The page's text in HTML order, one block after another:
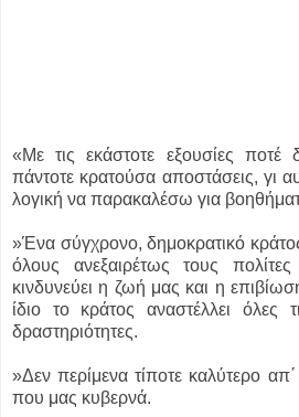
«Με τις εκάστοτε εξουσίες
πάντοτε κρατούσα αποστάσεις, γι
λογική να παρακαλέσω για
»Ένα σύγχρονο, δημοκρατικό
όλους ανεξαιρέτως τους
κινδυνεύει η ζωή μας και η
ίδιο το κράτος αναστέλλει όλες
δραστηριότητες.
»Δεν περίμενα τίποτε καλύτερο
που μας κυβερνά.